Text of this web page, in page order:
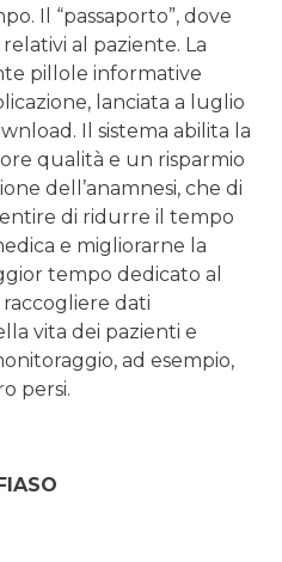
Il “passaporto”, dove
al paziente. La
pillole informative
lanciata a luglio
Il sistema abilita la
qualità e un risparmio
dell’anamnesi, che di
di ridurre il tempo
e migliorarne la
tempo dedicato al
raccogliere dati
vita dei pazienti e
ad esempio,
persi.